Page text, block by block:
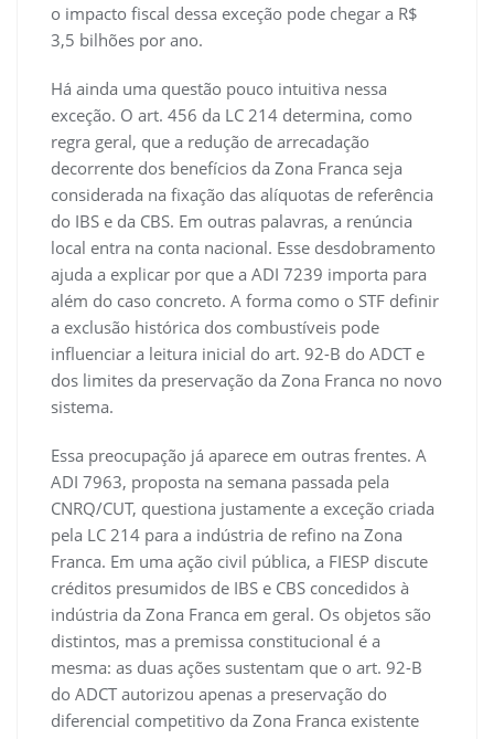
o impacto fiscal dessa exceção pode chegar a R$
3,5 bilhões por ano.
Há ainda uma questão pouco intuitiva nessa
exceção. O art. 456 da LC 214 determina, como
regra geral, que a redução de arrecadação
decorrente dos benefícios da Zona Franca seja
considerada na fixação das alíquotas de referência
do IBS e da CBS. Em outras palavras, a renúncia
local entra na conta nacional. Esse desdobramento
ajuda a explicar por que a ADI 7239 importa para
além do caso concreto. A forma como o STF definir
a exclusão histórica dos combustíveis pode
influenciar a leitura inicial do art. 92-B do ADCT e
dos limites da preservação da Zona Franca no novo
sistema.
Essa preocupação já aparece em outras frentes. A
ADI 7963, proposta na semana passada pela
CNRQ/CUT, questiona justamente a exceção criada
pela LC 214 para a indústria de refino na Zona
Franca. Em uma ação civil pública, a FIESP discute
créditos presumidos de IBS e CBS concedidos à
indústria da Zona Franca em geral. Os objetos são
distintos, mas a premissa constitucional é a
mesma: as duas ações sustentam que o art. 92-B
do ADCT autorizou apenas a preservação do
diferencial competitivo da Zona Franca existente